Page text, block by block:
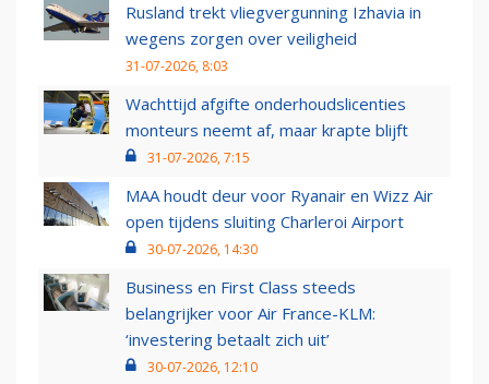
Rusland trekt vliegvergunning Izhavia in
wegens zorgen over veiligheid
31-07-2026, 8:03
Wachttijd afgifte onderhoudslicenties
monteurs neemt af, maar krapte blijft
31-07-2026, 7:15
MAA houdt deur voor Ryanair en Wizz Air
open tijdens sluiting Charleroi Airport
30-07-2026, 14:30
Business en First Class steeds
belangrijker voor Air France-KLM:
‘investering betaalt zich uit’
30-07-2026, 12:10